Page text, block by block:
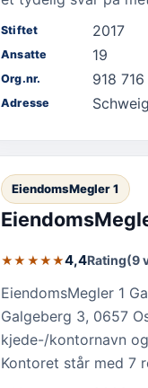
Stiftet 2017
Ansatte 19
Org.nr. 918
Adresse
EiendomsMegler 1
★★★★★4,4Rating(9
EiendomsMegler 1
Galgeberg 3, 0657
kjede-/kontornavn
Kontoret står med 7